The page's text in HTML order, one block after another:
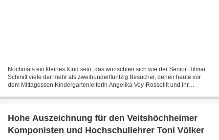
Nochmals ein kleines Kind sein, das wünschten sich wie der Senior Hilmar
Schmitt viele der mehr als zweihundertfünfzig Besucher, denen heute vor
dem Mittagessen Kindergartenleiterin Angelika Vey-Rossellit und ihr
Hohe Auszeichnung für den Veitshöchheimer
Komponisten und Hochschullehrer Toni Völker